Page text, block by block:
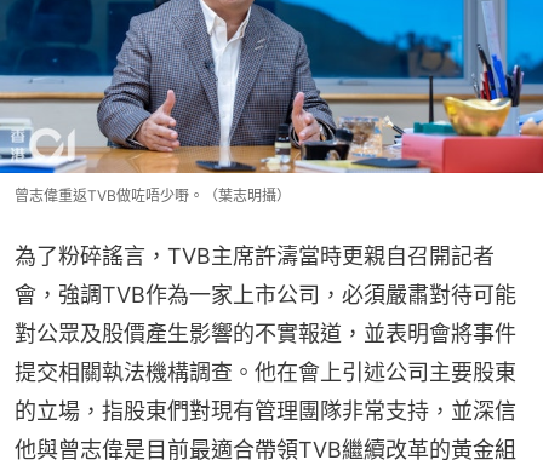
曾志偉重返TVB做咗唔少嘢。（葉志明攝）
為了粉碎謠言，TVB主席許濤當時更親自召開記者
會，強調TVB作為一家上市公司，必須嚴肅對待可能
對公眾及股價產生影響的不實報道，並表明會將事件
提交相關執法機構調查。他在會上引述公司主要股東
的立場，指股東們對現有管理團隊非常支持，並深信
他與曾志偉是目前最適合帶領TVB繼續改革的黃金組